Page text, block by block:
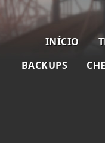
INÍCIO
BACKUPS